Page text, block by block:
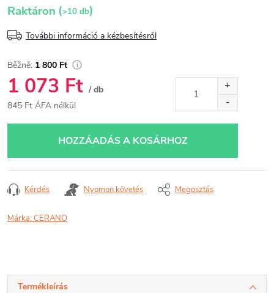
Raktáron (>10 db)
További információ a kézbesítésről
1 800 Ft
1 073 Ft / db
845 Ft ÁFA nélkül
HOZZÁADÁS A KOSÁRHOZ
Kérdés Nyomon követés Megosztás
Márka:CERANO
Termékleírás